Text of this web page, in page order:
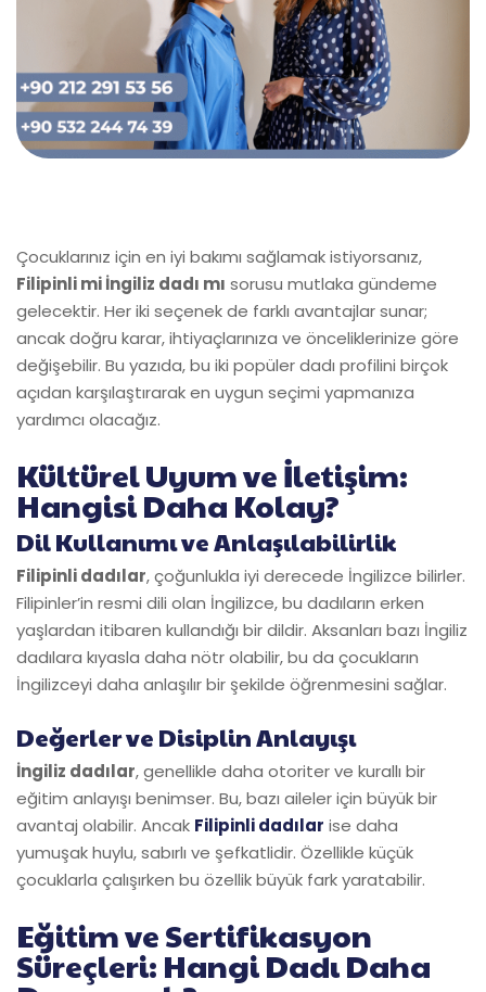
Çocuklarınız için en iyi bakımı sağlamak istiyorsanız,
Filipinli mi İngiliz dadı mı sorusu mutlaka gündeme
gelecektir. Her iki seçenek de farklı avantajlar sunar;
ancak doğru karar, ihtiyaçlarınıza ve önceliklerinize göre
değişebilir. Bu yazıda, bu iki popüler dadı profilini birçok
açıdan karşılaştırarak en uygun seçimi yapmanıza
yardımcı olacağız.
Kültürel Uyum ve İletişim:
Hangisi Daha Kolay?
Dil Kullanımı ve Anlaşılabilirlik
Filipinli dadılar, çoğunlukla iyi derecede İngilizce bilirler.
Filipinler’in resmi dili olan İngilizce, bu dadıların erken
yaşlardan itibaren kullandığı bir dildir. Aksanları bazı İngiliz
dadılara kıyasla daha nötr olabilir, bu da çocukların
İngilizceyi daha anlaşılır bir şekilde öğrenmesini sağlar.
Değerler ve Disiplin Anlayışı
İngiliz dadılar, genellikle daha otoriter ve kurallı bir
eğitim anlayışı benimser. Bu, bazı aileler için büyük bir
avantaj olabilir. Ancak Filipinli dadılar ise daha
yumuşak huylu, sabırlı ve şefkatlidir. Özellikle küçük
çocuklarla çalışırken bu özellik büyük fark yaratabilir.
Eğitim ve Sertifikasyon
Süreçleri: Hangi Dadı Daha